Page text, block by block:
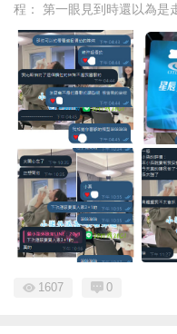
程： 第一眼見到時還以為是
1607 0